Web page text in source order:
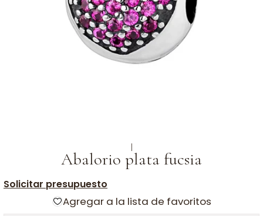
|
Abalorio plata fucsia
Solicitar presupuesto
Agregar a la lista de favoritos